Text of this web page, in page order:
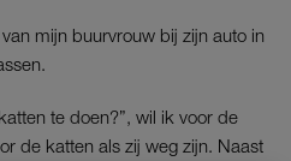
mijn buurvrouw bij zijn auto in
te doen?”, wil ik voor de
de katten als zij weg zijn. Naast